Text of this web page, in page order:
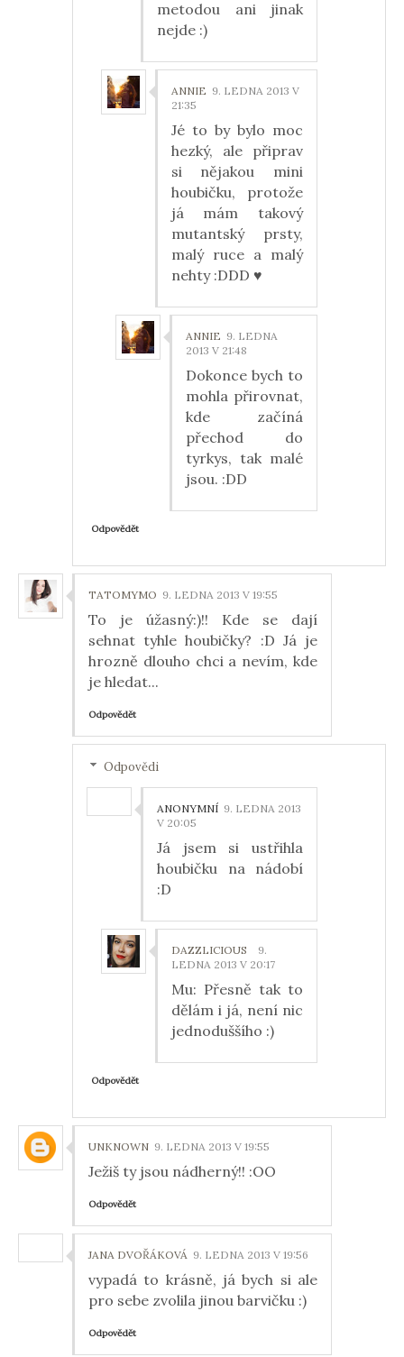
metodou ani jinak
nejde :)
ANNIE 9. LEDNA 2013 V
21:35
Jé to by bylo moc
hezký, ale připrav
si nějakou mini
houbičku, protože
já mám takový
mutantský prsty,
malý ruce a malý
nehty :DDD ♥
ANNIE 9. LEDNA
2013 V 21:48
Dokonce bych to
mohla přirovnat,
kde začíná
přechod do
tyrkys, tak malé
jsou. :DD
Odpovědět
TATOMYMO 9. LEDNA 2013 V 19:55
To je úžasný:)!! Kde se dají
sehnat tyhle houbičky? :D Já je
hrozně dlouho chci a nevím, kde
je hledat...
Odpovědět
Odpovědi
ANONYMNÍ 9. LEDNA 2013
V 20:05
Já jsem si ustřihla
houbičku na nádobí
:D
DAZZLICIOUS
9.
LEDNA 2013 V 20:17
Mu: Přesně tak to
dělám i já, není nic
jednoduššího :)
Odpovědět
UNKNOWN 9. LEDNA 2013 V 19:55
Ježiš ty jsou nádherný!! :OO
Odpovědět
JANA DVOŘÁKOVÁ 9. LEDNA 2013 V 19:56
vypadá to krásně, já bych si ale
pro sebe zvolila jinou barvičku :)
Odpovědět